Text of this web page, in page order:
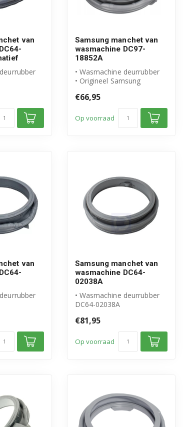
van
Samsung manchet van
wasmachine DC97-
18852A
• Wasmachine deurrubber
• Origineel Samsung
• Manchet Met lip en tuit
€66,95
Op voorraad
van
Samsung manchet van
wasmachine DC64-
02038A
• Wasmachine deurrubber
DC64-02038A
product
• Manchet met ...
€81,95
Op voorraad